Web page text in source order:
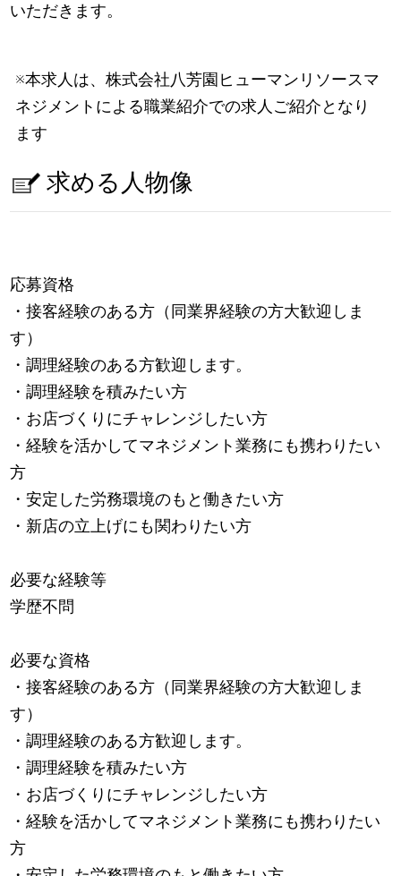
いただきます。
※本求人は、株式会社八芳園ヒューマンリソースマ
ネジメントによる職業紹介での求人ご紹介となり
ます
求める人物像
応募資格
・接客経験のある方（同業界経験の方大歓迎しま
す）
・調理経験のある方歓迎します。
・調理経験を積みたい方
・お店づくりにチャレンジしたい方
・経験を活かしてマネジメント業務にも携わりたい
方
・安定した労務環境のもと働きたい方
・新店の立上げにも関わりたい方
必要な経験等
学歴不問
必要な資格
・接客経験のある方（同業界経験の方大歓迎しま
す）
・調理経験のある方歓迎します。
・調理経験を積みたい方
・お店づくりにチャレンジしたい方
・経験を活かしてマネジメント業務にも携わりたい
方